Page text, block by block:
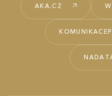
AKA.CZ